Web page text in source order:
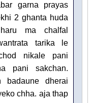
garna prayas
2 ghanta huda
ma chalfal
tarika le
nikale pani
pani sakchan.
dherai
chha. aja thap